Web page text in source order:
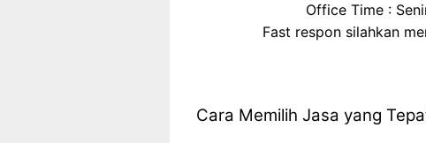
Office Time :
Fast respon silahkan
Cara Memilih Jasa yang